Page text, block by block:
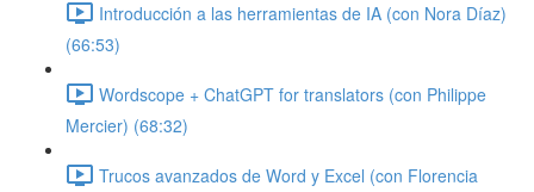
Introducción a las herramientas de IA (con Nora Díaz)
(66:53)
Wordscope + ChatGPT for translators (con Philippe
Mercier) (68:32)
Trucos avanzados de Word y Excel (con Florencia